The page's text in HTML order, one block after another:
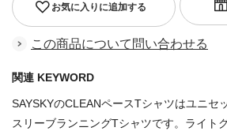
お気に入りに追加する
この商品について問い合わせる
関連 KEYWORD
SAYSKYのCLEANペースTシャツはユニセ
スリーブランニングTシャツです。ライト